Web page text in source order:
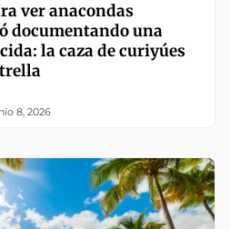
ver anacondas
documentando una
la caza de curiyúes
8, 2026